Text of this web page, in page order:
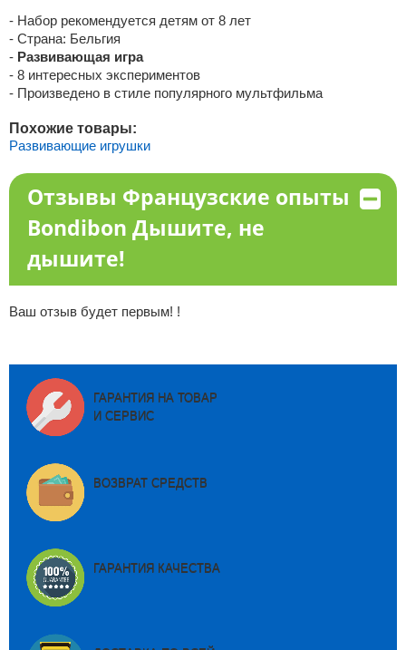
- Набор рекомендуется детям от 8 лет
- Страна: Бельгия
- Развивающая игра
- 8 интересных экспериментов
- Произведено в стиле популярного мультфильма
Похожие товары:
Развивающие игрушки
Отзывы Французские опыты
Bondibon Дышите, не
дышите!
Ваш отзыв будет первым! !
ГАРАНТИЯ НА ТОВАР
И СЕРВИС
ВОЗВРАТ СРЕДСТВ
ГАРАНТИЯ КАЧЕСТВА